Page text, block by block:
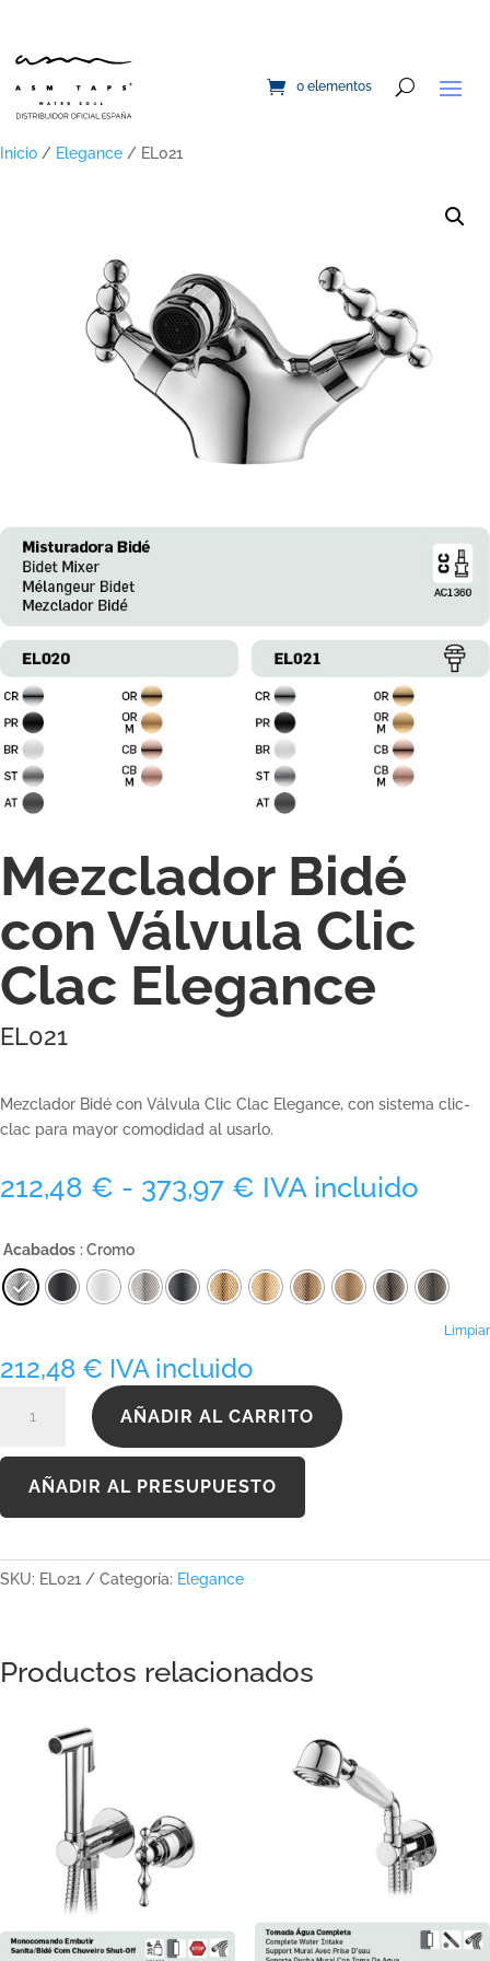
0 elementos
Inicio / Elegance / EL021
Mezclador Bidé
con Válvula Clic
Clac Elegance
EL021
Mezclador Bidé con Válvula Clic Clac Elegance, con sistema clic-
clac para mayor comodidad al usarlo.
212,48 € - 373,97 € Rango
desde
212,48 €
hasta
IVA incluido
Acabados : Cromo
Limpiar
212,48 € IVA incluido
cantidad
AÑADIR AL CARRITO
AÑADIR AL PRESUPUESTO
SKU: EL021 Categoría: Elegance
Productos relacionados